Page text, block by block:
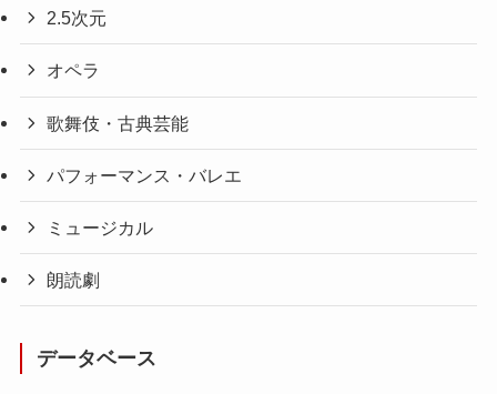
2.5次元
オペラ
歌舞伎・古典芸能
パフォーマンス・バレエ
ミュージカル
朗読劇
データベース